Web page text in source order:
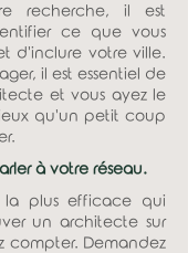
recherche, il est
ce que vous
d'inclure votre ville.
il est essentiel de
et vous ayez le
qu'un petit coup
à votre réseau.
plus efficace qui
un architecte sur
compter. Demandez